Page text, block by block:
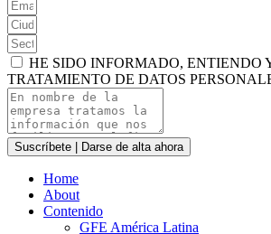
HE SIDO INFORMADO, ENTIENDO
TRATAMIENTO DE DATOS
Suscríbete | Darse de alta ahora
Home
About
Contenido
GFE América Latina